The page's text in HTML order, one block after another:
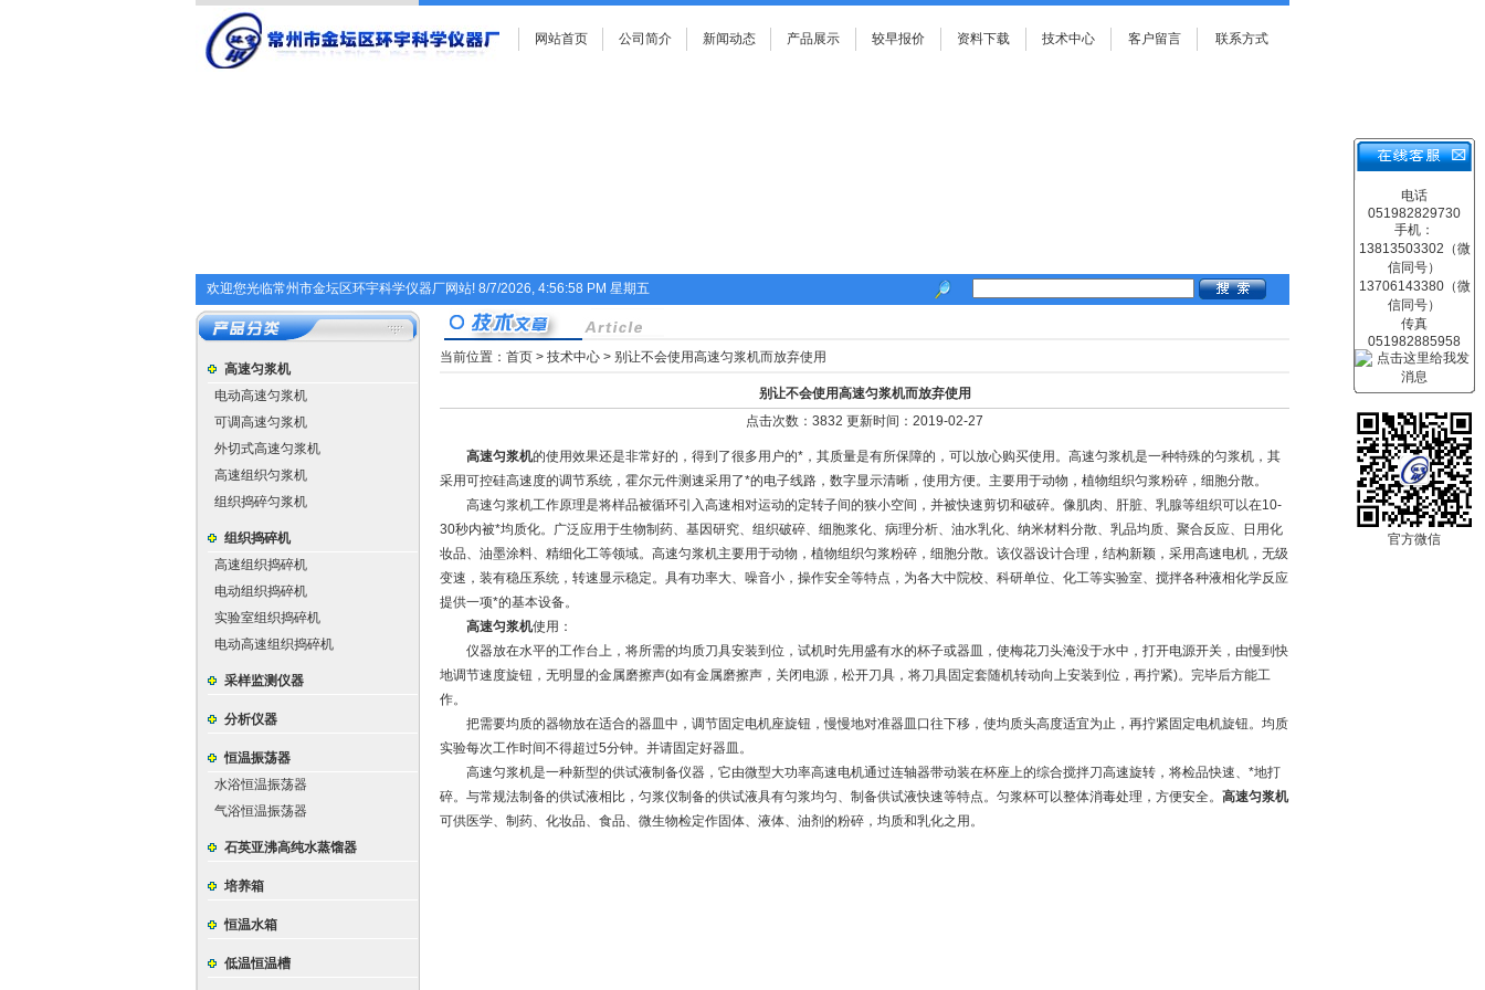
网站首页 公司简介 新闻动态 产品展示 较早报价 资料下载 技术中心 客户留言 联系方式
欢迎您光临常州市金坛区环宇科学仪器厂网站! 8/7/2026, 4:56:58 PM 星期五
高速匀浆机
电动高速匀浆机
可调高速匀浆机
外切式高速匀浆机
高速组织匀浆机
组织捣碎匀浆机
组织捣碎机
高速组织捣碎机
电动组织捣碎机
实验室组织捣碎机
电动高速组织捣碎机
采样监测仪器
分析仪器
恒温振荡器
水浴恒温振荡器
气浴恒温振荡器
石英亚沸高纯水蒸馏器
培养箱
恒温水箱
低温恒温槽
当前位置： 首页 > 技术中心 > 别让不会使用高速匀浆机而放弃使用
别让不会使用高速匀浆机而放弃使用
点击次数：3832 更新时间：2019-02-27
高速匀浆机的使用效果还是非常好的，得到了很多用户的*，其质量是有所保障的，可以放心购买使用。高速匀浆机是一种特殊的匀浆机，其
采用可控硅高速度的调节系统，霍尔元件测速采用了*的电子线路，数字显示清晰，使用方便。主要用于动物，植物组织匀浆粉碎，细胞分散。
高速匀浆机工作原理是将样品被循环引入高速相对运动的定转子间的狭小空间，并被快速剪切和破碎。像肌肉、肝脏、乳腺等组织可以在10-
30秒内被*均质化。广泛应用于生物制药、基因研究、组织破碎、细胞浆化、病理分析、油水乳化、纳米材料分散、乳品均质、聚合反应、日用化
妆品、油墨涂料、精细化工等领域。高速匀浆机主要用于动物，植物组织匀浆粉碎，细胞分散。该仪器设计合理，结构新颖，采用高速电机，无级
变速，装有稳压系统，转速显示稳定。具有功率大、噪音小，操作安全等特点，为各大中院校、科研单位、化工等实验室、搅拌各种液相化学反应
提供一项*的基本设备。
高速匀浆机使用：
仪器放在水平的工作台上，将所需的均质刀具安装到位，试机时先用盛有水的杯子或器皿，使梅花刀头淹没于水中，打开电源开关，由慢到快
地调节速度旋钮，无明显的金属磨擦声(如有金属磨擦声，关闭电源，松开刀具，将刀具固定套随机转动向上安装到位，再拧紧)。完毕后方能工
作。
把需要均质的器物放在适合的器皿中，调节固定电机座旋钮，慢慢地对准器皿口往下移，使均质头高度适宜为止，再拧紧固定电机旋钮。均质
实验每次工作时间不得超过5分钟。并请固定好器皿。
高速匀浆机是一种新型的供试液制备仪器，它由微型大功率高速电机通过连轴器带动装在杯座上的综合搅拌刀高速旋转，将检品快速、*地打
碎。与常规法制备的供试液相比，匀浆仪制备的供试液具有匀浆均匀、制备供试液快速等特点。匀浆杯可以整体消毒处理，方便安全。 高速匀浆机
可供医学、制药、化妆品、食品、微生物检定作固体、液体、油剂的粉碎，均质和乳化之用。
电话
051982829730
手机：
13813503302（微
信同号）
13706143380（微
信同号）
传真
051982885958
官方微信